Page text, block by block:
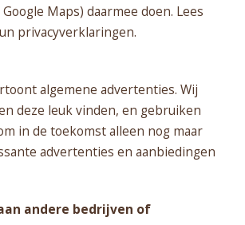
Maps) daarmee doen. Lees
privacyverklaringen.
algemene advertenties. Wij
deze leuk vinden, en gebruiken
in de toekomst alleen nog maar
advertenties en aanbiedingen
andere bedrijven of